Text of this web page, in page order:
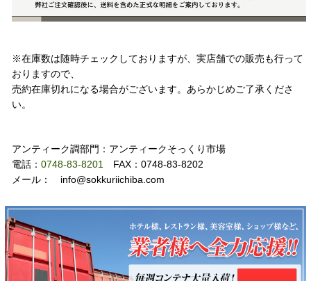
※在庫数は随時チェックしておりますが、実店舗での販売も行って
おりますので、
売約在庫切れになる場合がございます。あらかじめご了承くださ
い。
アンティーク調部門：アンティークそっくり市場
電話： 0748-83-8201 FAX：0748-83-8202
メール： info@sokkuriichiba.com